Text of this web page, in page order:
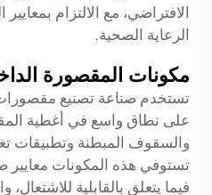
الافتراضي، مع الالتزام
الرعاية الصحية.
مكونات المقصورة
تستخدم صناعة تصنيع
على نطاق واسع في أغطية
والسقوف المبطنة وتطبيقات
تستوفي هذه المكونات معايير
فيما يتعلق بالقابلية للاشتعال،